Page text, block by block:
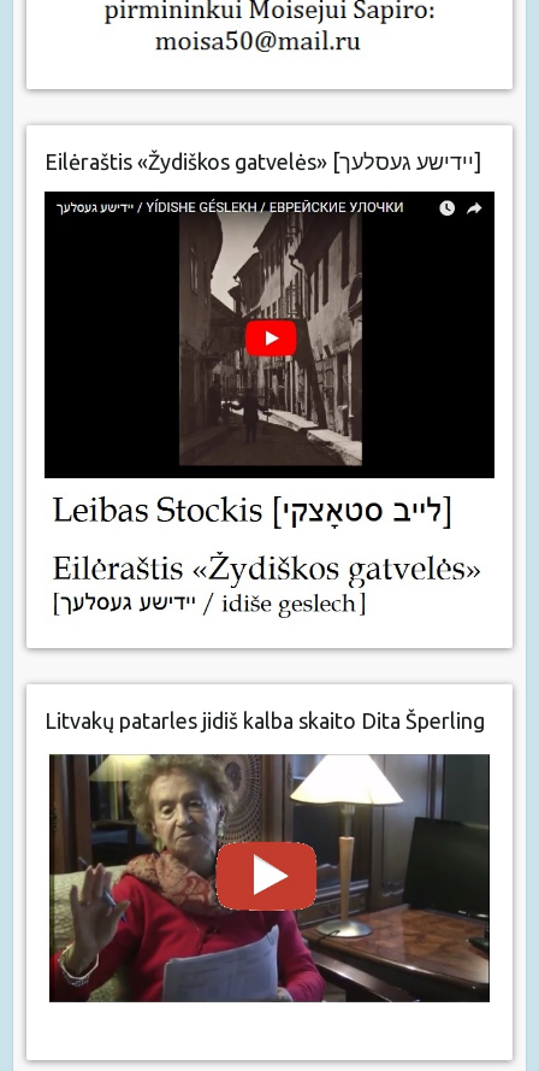
Eilėraštis «Žydiškos gatvelės» [יידישע געסלעך]
Litvakų patarles jidiš kalba skaito Dita Šperling